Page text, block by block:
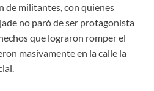
de militantes, con quienes
no paró de ser protagonista
que lograron romper el
masivamente en la calle la